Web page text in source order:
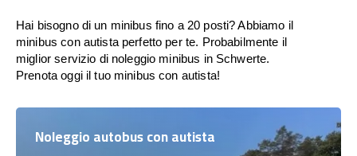
Hai bisogno di un minibus fino a 20 posti? Abbiamo il
minibus con autista perfetto per te. Probabilmente il
miglior servizio di noleggio minibus in Schwerte.
Prenota oggi il tuo minibus con autista!
Noleggio autobus con autista